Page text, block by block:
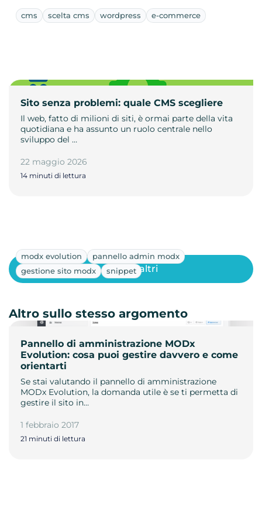
cms scelta cms wordpress e-commerce
Sito senza problemi: quale CMS scegliere
Il web, fatto di milioni di siti, è ormai parte della vita
quotidiana e ha assunto un ruolo centrale nello
sviluppo del …
22 maggio 2026
14 minuti di lettura
modx evolution
pannello admin modx
gestione sito modx
snippet
Pannello di amministrazione MODx
Evolution: cosa puoi gestire davvero e come
orientarti
Se stai valutando il pannello di amministrazione
MODx Evolution, la domanda utile è se ti permetta di
gestire il sito in…
1 febbraio 2017
21 minuti di lettura
Mostra altri
Altro sullo stesso argomento